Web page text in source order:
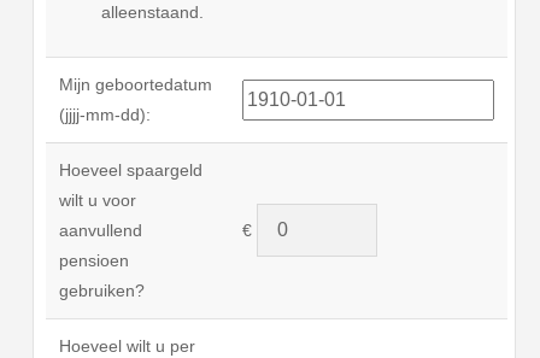
alleenstaand.
Mijn geboortedatum
(jjjj-mm-dd):
Hoeveel spaargeld
wilt u voor
aanvullend
pensioen
gebruiken?
€
Hoeveel wilt u per